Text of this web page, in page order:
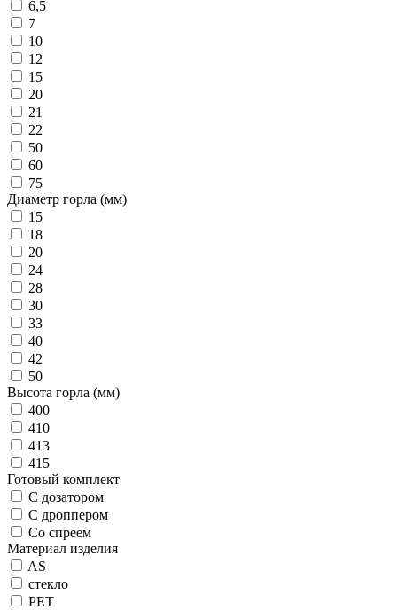
6,5
7
10
12
15
20
21
22
50
60
75
Диаметр горла (мм)
15
18
20
24
28
30
33
40
42
50
Высота горла (мм)
400
410
413
415
Готовый комплект
С дозатором
С дроппером
Со спреем
Материал изделия
AS
cтекло
PET